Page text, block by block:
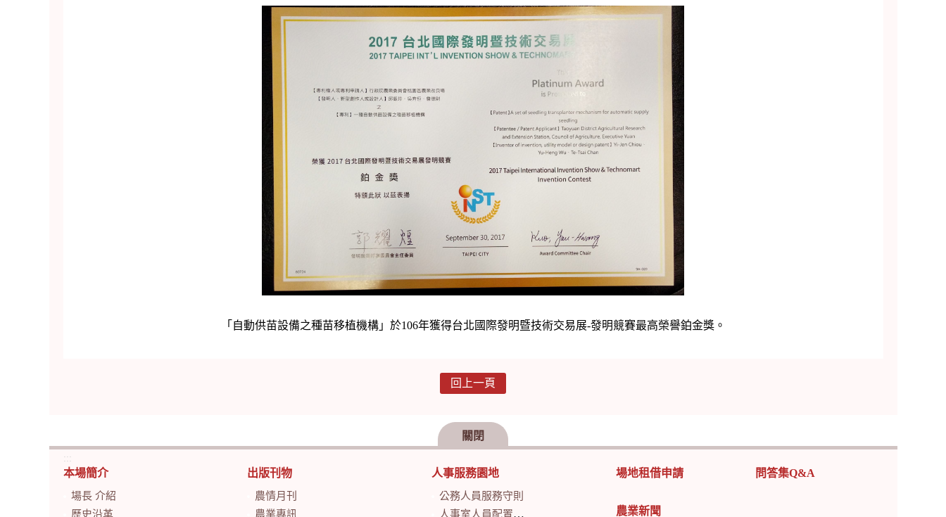
「自動供苗設備之種苗移植機構」於106年獲得台北國際發明暨技術交易展-發明競賽最高榮譽鉑金獎。
回上一頁
關閉
:::
本場簡介
場長 介紹
歷史沿革
出版刊物
農情月刊
農業專訊
人事服務園地
公務人員服務守則
人事室人員配置及業務職掌
場地租借申請
農業新聞
問答集Q&A